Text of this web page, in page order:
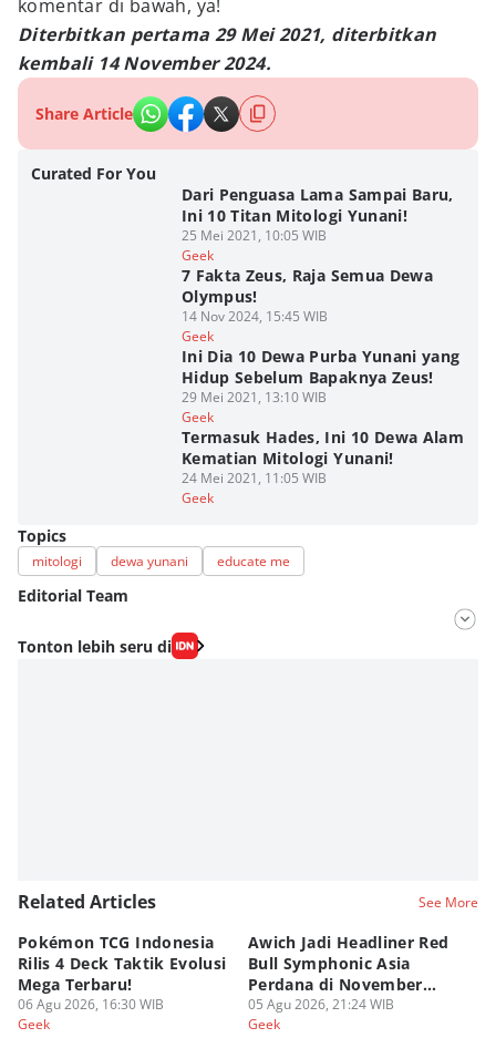
komentar di bawah, ya!
Diterbitkan pertama 29 Mei 2021, diterbitkan
kembali 14 November 2024.
Share Article
Curated For You
Dari Penguasa Lama Sampai Baru,
Ini 10 Titan Mitologi Yunani!
25 Mei 2021, 10:05 WIB
Geek
7 Fakta Zeus, Raja Semua Dewa
Olympus!
14 Nov 2024, 15:45 WIB
Geek
Ini Dia 10 Dewa Purba Yunani yang
Hidup Sebelum Bapaknya Zeus!
29 Mei 2021, 13:10 WIB
Geek
Termasuk Hades, Ini 10 Dewa Alam
Kematian Mitologi Yunani!
24 Mei 2021, 11:05 WIB
Geek
Topics
mitologi dewa yunani educate me
Editorial Team
Editor
Fahrul Razi Uni Nurullah
Tonton lebih seru di
Related Articles See More
Pokémon TCG Indonesia
Rilis 4 Deck Taktik Evolusi
Mega Terbaru!
06 Agu 2026, 16:30 WIB
Geek
Awich Jadi Headliner Red
Bull Symphonic Asia
Perdana di November
2026!
05 Agu 2026, 21:24 WIB
Geek